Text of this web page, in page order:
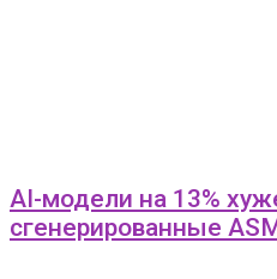
AI-модели на 13%
сгенерированные